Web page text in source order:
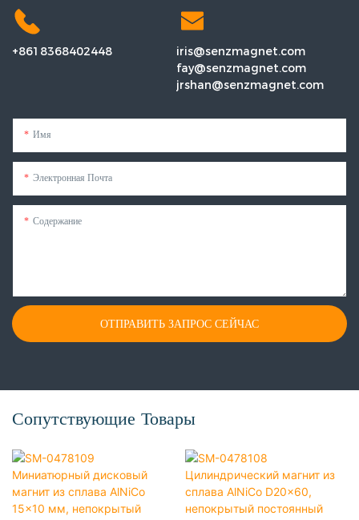
+8618368402448
iris@senzmagnet.com
fay@senzmagnet.com
jrshan@senzmagnet.com
Имя
Электронная Почта
Содержание
ОТПРАВИТЬ ЗАПРОС СЕЙЧАС
Сопутствующие Товары